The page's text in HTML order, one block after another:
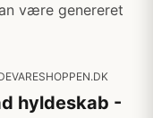
være genereret
hyldeskab -